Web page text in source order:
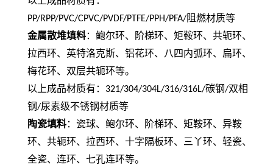
PP/RPP/PVC/CPVC/PVDF/PTFE/PPH/PFA/阻燃材质等
金属散堆填料：鲍尔环、阶梯环、矩鞍环、共轭环、
拉西环、英特洛克斯、铝花环、八四内弧环、扁环、
梅花环、双层共轭环等。
以上成品材质有： 321/304/304L/316/316L/碳钢/双相
钢/尿素级不锈钢材质等
陶瓷填料：瓷球、鲍尔环、阶梯环、矩鞍环、异鞍
环、共轭环、拉西环、十字隔板环、三丫环、轻瓷、
全瓷、连环、七孔连环等。